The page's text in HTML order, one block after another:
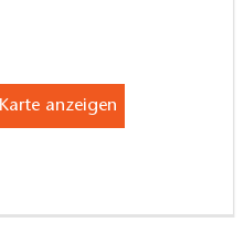
Karte anzeigen